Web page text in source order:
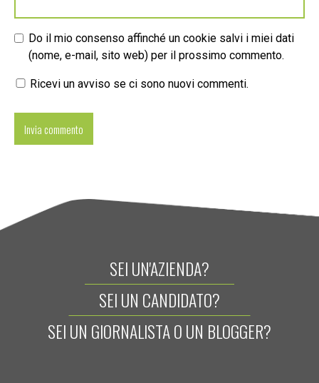
Do il mio consenso affinché un cookie salvi i miei dati
(nome, e-mail, sito web) per il prossimo commento.
Ricevi un avviso se ci sono nuovi commenti.
SEI UN'AZIENDA?
SEI UN CANDIDATO?
SEI UN GIORNALISTA O UN BLOGGER?